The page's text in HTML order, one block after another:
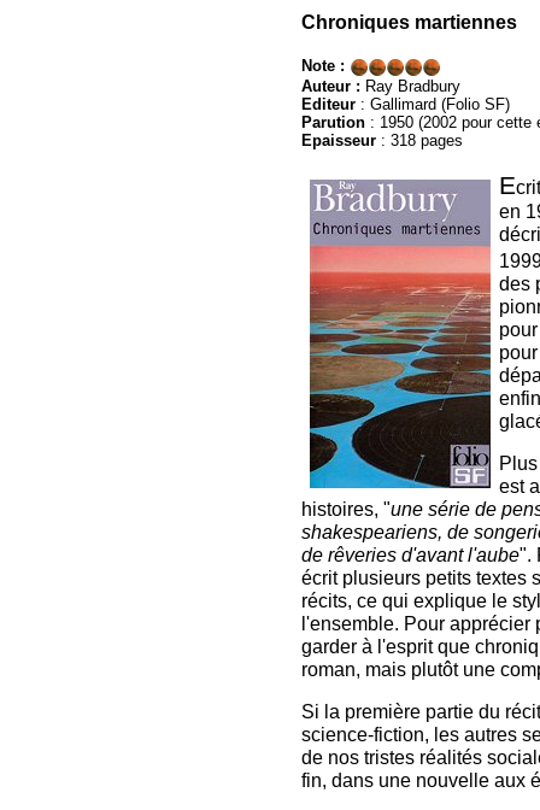
Chroniques martiennes
Note :
Auteur : Ray Bradbury
Editeur : Gallimard (Folio SF)
Parution : 1950 (2002 pour cette
Epaisseur : 318 pages
E
en
des
est
histoires, "une série de
shakespeariens, de
de rêveries d'avant l'aube".
écrit plusieurs petits textes
récits, ce qui explique le
l'ensemble. Pour
garder à l'esprit que
roman, mais plutôt une
Si la première partie du
science-fiction, les autres
de nos tristes réalités
fin, dans une nouvelle aux